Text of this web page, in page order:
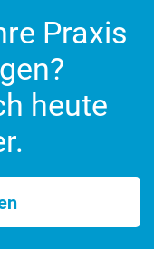
Praxis
heute